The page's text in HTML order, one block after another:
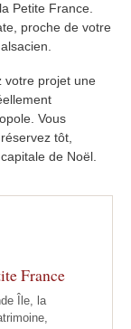
Petite France.
proche de votre
votre projet une
Vous
tôt,
de Noël.
France
Île, la